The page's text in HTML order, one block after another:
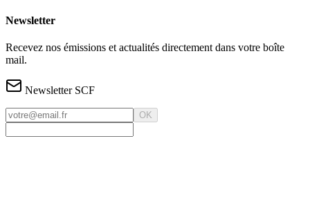
Newsletter
Recevez nos émissions et actualités directement dans votre boîte
mail.
Newsletter SCF
OK